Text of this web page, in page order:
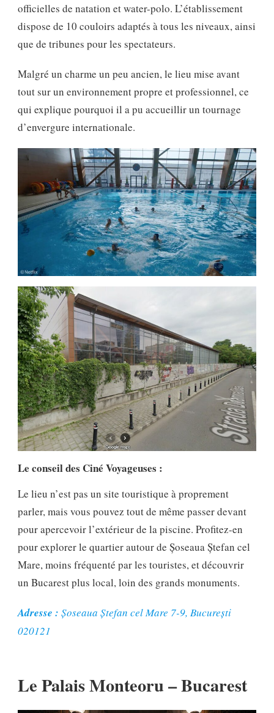
officielles de natation et water-polo. L’établissement
dispose de 10 couloirs adaptés à tous les niveaux, ainsi
que de tribunes pour les spectateurs.
Malgré un charme un peu ancien, le lieu mise avant
tout sur un environnement propre et professionnel, ce
qui explique pourquoi il a pu accueillir un tournage
d’envergure internationale.
Le conseil des Ciné Voyageuses :
Le lieu n’est pas un site touristique à proprement
parler, mais vous pouvez tout de même passer devant
pour apercevoir l’extérieur de la piscine. Profitez-en
pour explorer le quartier autour de Șoseaua Ștefan cel
Mare, moins fréquenté par les touristes, et découvrir
un Bucarest plus local, loin des grands monuments.
Adresse : Șoseaua Ștefan cel Mare 7-9, București
020121
LePalais Monteoru– Bucarest